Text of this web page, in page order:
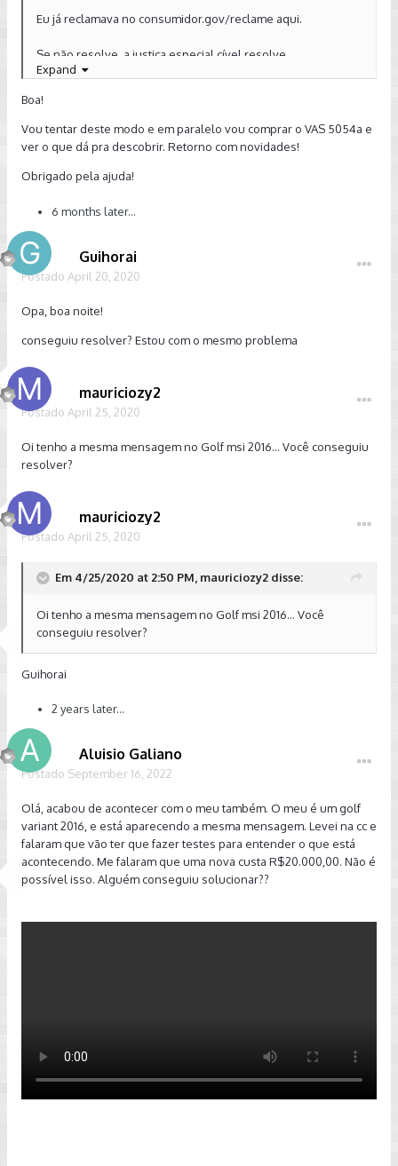
Eu já reclamava no consumidor.gov/reclame aqui.
Se não resolve, a justiça especial cível resolve
Expand
Boa!
Vou tentar deste modo e em paralelo vou comprar o VAS 5054a e
ver o que dá pra descobrir. Retorno com novidades!
Obrigado pela ajuda!
6 months later...
Guihorai
Postado April 20, 2020
Opa, boa noite!
conseguiu resolver? Estou com o mesmo problema
mauriciozy2
Postado April 25, 2020
Oi tenho a mesma mensagem no Golf msi 2016... Você conseguiu
resolver?
mauriciozy2
Postado April 25, 2020
Em 4/25/2020 at 2:50 PM, mauriciozy2 disse:
Oi tenho a mesma mensagem no Golf msi 2016... Você
conseguiu resolver?
Guihorai
2 years later...
Aluisio Galiano
Postado September 16, 2022
Olá, acabou de acontecer com o meu também. O meu é um golf
variant 2016, e está aparecendo a mesma mensagem. Levei na cc e
falaram que vão ter que fazer testes para entender o que está
acontecendo. Me falaram que uma nova custa R$20.000,00. Não é
possível isso. Alguém conseguiu solucionar??